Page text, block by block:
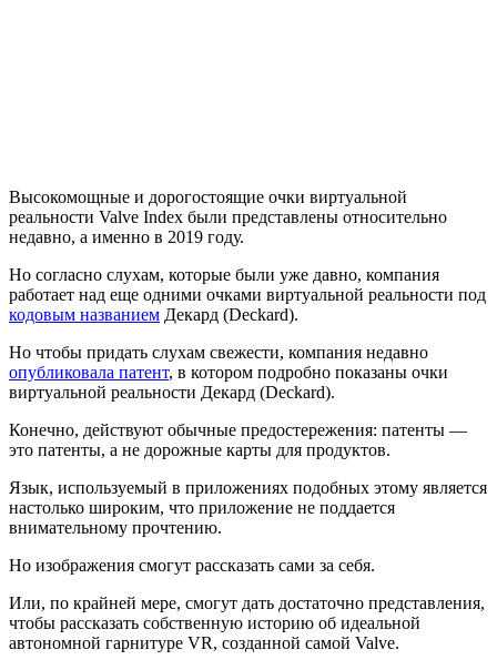
Высокомощные и дорогостоящие очки виртуальной
реальности Valve Index были представлены относительно
недавно, а именно в 2019 году.
Но согласно слухам, которые были уже давно, компания
работает над еще одними очками виртуальной реальности под
кодовым названием Декард (Deckard).
Но чтобы придать слухам свежести, компания недавно
опубликовала патент, в котором подробно показаны очки
виртуальной реальности Декард (Deckard).
Конечно, действуют обычные предостережения: патенты —
это патенты, а не дорожные карты для продуктов.
Язык, используемый в приложениях подобных этому является
настолько широким, что приложение не поддается
внимательному прочтению.
Но изображения смогут рассказать сами за себя.
Или, по крайней мере, смогут дать достаточно представления,
чтобы рассказать собственную историю об идеальной
автономной гарнитуре VR, созданной самой Valve.